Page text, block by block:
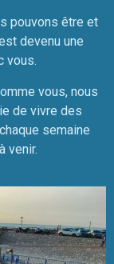
pouvons être et
devenu une
vous.
vous, nous
de vivre des
semaine
venir.